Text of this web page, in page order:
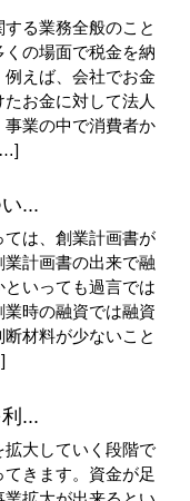
る業務全般のこと
の場面で税金を納
えば、会社でお金
お金に対して法人
業の中で消費者か
...
は、創業計画書が
計画書の出来で融
いっても過言では
時の融資では融資
材料が少ないこと
...
大していく段階で
きます。資金が足